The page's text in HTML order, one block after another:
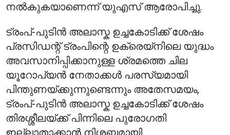
നൽകുകയാണെന്ന് യുഎസ് ആരോപിച്ചു.
ട്രംപ്-പുടിൻ അലാസ്ക ഉച്ചകോടിക്ക് ശേഷം
പ്രസിഡന്റ് ട്രംപിന്റെ ഉക്രെയ്നിലെ യുദ്ധം
അവസാനിപ്പിക്കാനുള്ള ശ്രമത്തെ ചില
യൂറോപ്യൻ നേതാക്കൾ പരസ്യമായി
പിന്തുണയ്ക്കുന്നുണ്ടെന്നും അതേസമയം,
ട്രംപ്-പുടിൻ അലാസ്ക ഉച്ചകോടിക്ക് ശേഷം
തിരശ്ശീലയ്ക്ക് പിന്നിലെ പുരോഗതി
ഇല്ലാതാക്കാൻ നിശബ്ദമായി